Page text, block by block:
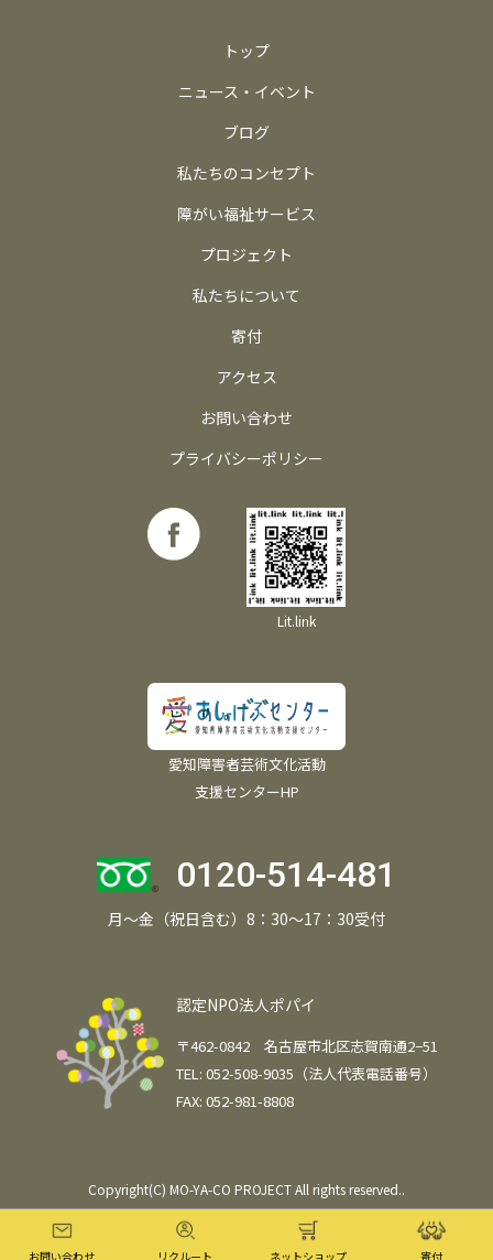
トップ
ニュース・イベント
ブログ
私たちのコンセプト
障がい福祉サービス
プロジェクト
私たちについて
寄付
アクセス
お問い合わせ
プライバシーポリシー
Lit.link
愛知障害者芸術文化活動
支援センターHP
0120-514-481
月～金（祝日含む）8：30～17：30受付
認定NPO法人ポパイ
〒462-0842 名古屋市北区志賀南通2−51
TEL: 052-508-9035（法人代表電話番号）
FAX: 052-981-8808
Copyright(C) MO-YA-CO PROJECT All rights reserved..
お問い合わせ リクルート ネットショップ 寄付